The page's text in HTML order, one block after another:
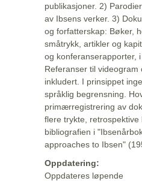
publikasjoner. 2)
av Ibsens verker. 3)
og forfatterskap: Bøker,
småtrykk, artikler og
og konferanserapporter,
Referanser til videogram
inkludert. I prinsippet
språklig begrensning.
primærregistrering av
flere trykte, retrospektive
bibliografien i
approaches to Ibsen"
Oppdatering:
Oppdateres løpende